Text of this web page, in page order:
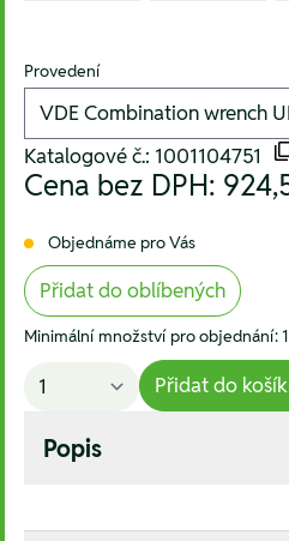
Provedení
Katalogové č.: 1001104751
Cena bez DPH:
Objednáme pro Vás
Přidat do oblíbených
Minimální množství pro objednání: 1
Přidat do
Popis